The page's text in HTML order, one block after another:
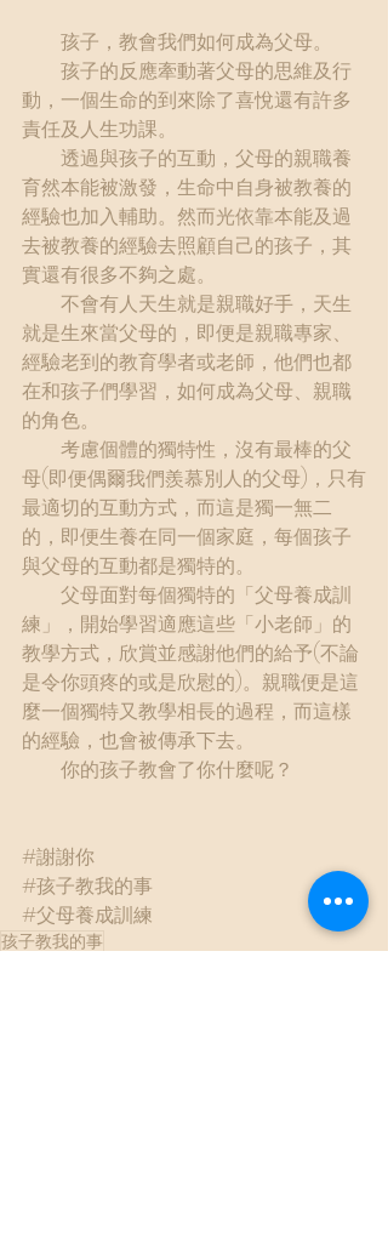
孩子，教會我們如何成為父母。
孩子的反應牽動著父母的思維及行
動，一個生命的到來除了喜悅還有許多
責任及人生功課。
透過與孩子的互動，父母的親職養
育然本能被激發，生命中自身被教養的
經驗也加入輔助。然而光依靠本能及過
去被教養的經驗去照顧自己的孩子，其
實還有很多不夠之處。
不會有人天生就是親職好手，天生
就是生來當父母的，即便是親職專家、
經驗老到的教育學者或老師，他們也都
在和孩子們學習，如何成為父母、親職
的角色。
考慮個體的獨特性，沒有最棒的父
母(即便偶爾我們羨慕別人的父母)，只有
最適切的互動方式，而這是獨一無二
的，即便生養在同一個家庭，每個孩子
與父母的互動都是獨特的。
父母面對每個獨特的「父母養成訓
練」，開始學習適應這些「小老師」的
教學方式，欣賞並感謝他們的給予(不論
是令你頭疼的或是欣慰的)。親職便是這
麼一個獨特又教學相長的過程，而這樣
的經驗，也會被傳承下去。
你的孩子教會了你什麼呢？
#謝謝你
#孩子教我的事
#父母養成訓練
孩子教我的事